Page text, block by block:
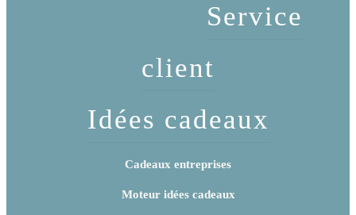
Service
client
Idées cadeaux
Cadeaux entreprises
Moteur idées cadeaux